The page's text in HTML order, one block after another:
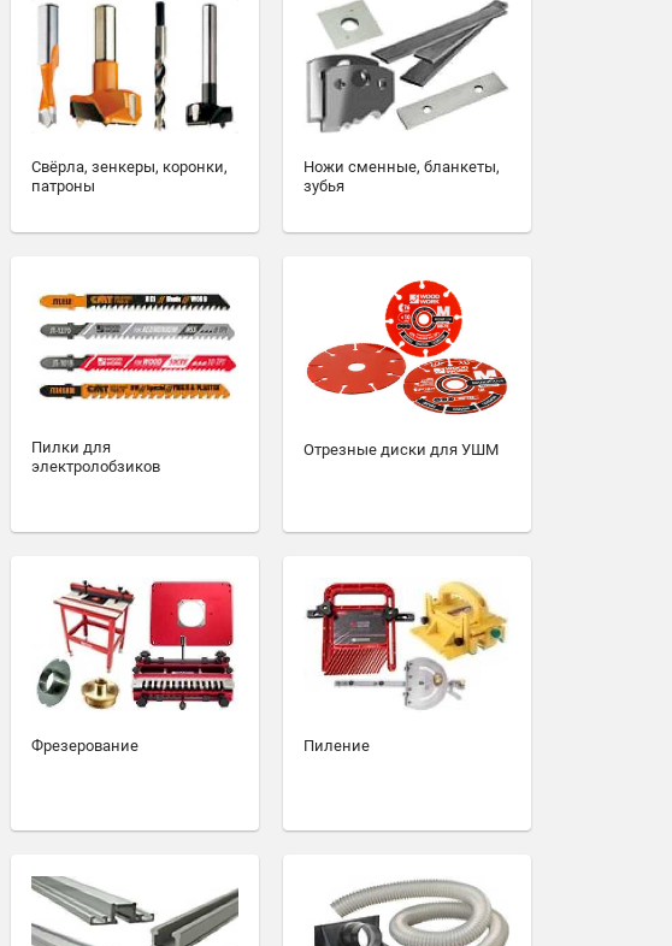
Свёрла, зенкеры, коронки,
патроны
Ножи сменные, бланкеты,
зубья
Пилки для
электролобзиков
Отрезные диски для УШМ
Фрезерование Пиление